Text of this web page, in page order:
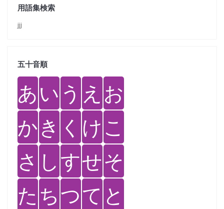
用語集検索
jjj
五十音順
あい う え お
かき く けこ
さ しすせそ
た ちつて と